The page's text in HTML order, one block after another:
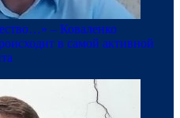
– Коваленко
в самой активной